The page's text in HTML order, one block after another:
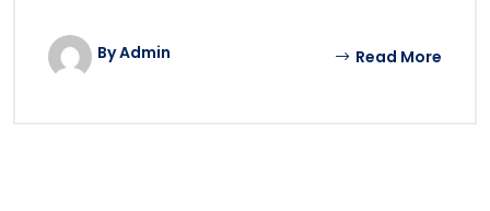
By Admin Read More